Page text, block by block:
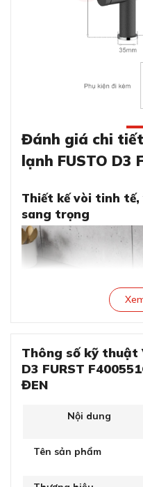
Đánh giá chi
lạnh FUSTO D3
Thiết kế vòi tinh
sang trọng
Vòi rửa chén bát Furst
Thông số kỹ thuật
D3 FURST
ĐEN
Nội dung
Tên sản phẩm